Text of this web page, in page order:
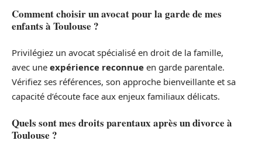
Comment choisir un avocat pour la garde de mes
enfants à Toulouse ?
Privilégiez un avocat spécialisé en droit de la famille,
avec une expérience reconnue en garde parentale.
Vérifiez ses références, son approche bienveillante et sa
capacité d’écoute face aux enjeux familiaux délicats.
Quels sont mes droits parentaux après un divorce à
Toulouse ?